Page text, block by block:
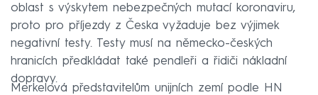
oblast s výskytem nebezpečných mutací koronaviru,
proto pro příjezdy z Česka vyžaduje bez výjimek
negativní testy. Testy musí na německo-českých
hranicích předkládat také pendleři a řidiči nákladní
dopravy.
Merkelová představitelům unijních zemí podle HN